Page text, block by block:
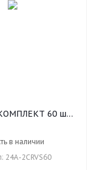
60 шт.,
в наличии
24A-2CRVS60